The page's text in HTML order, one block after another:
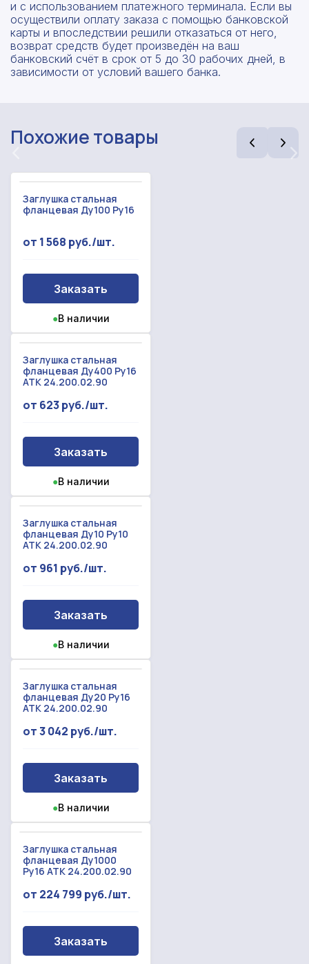
и с использованием платежного терминала. Если вы
осуществили оплату заказа с помощью банковской
карты и впоследствии решили отказаться от него,
возврат средств будет произведён на ваш
банковский счёт в срок от 5 до 30 рабочих дней, в
зависимости от условий вашего банка.
Похожие товары
Заглушка стальная
фланцевая Ду100 Ру16
от 1 568 руб./шт.
Заказать
●В наличии
Заглушка стальная
фланцевая Ду400 Ру16
АТК 24.200.02.90
от 623 руб./шт.
Заказать
●В наличии
Заглушка стальная
фланцевая Ду10 Ру10
АТК 24.200.02.90
от 961 руб./шт.
Заказать
●В наличии
Заглушка стальная
фланцевая Ду20 Ру16
АТК 24.200.02.90
от 3 042 руб./шт.
Заказать
●В наличии
Заглушка стальная
фланцевая Ду1000
Ру16 АТК 24.200.02.90
от 224 799 руб./шт.
Заказать
Рассчитать смету
Заполните форму ниже, чтобы получить
Прикрепить смету на расчет
Даю согласие наобработку персональных данных
Оставьте номер
телефона
нашим товарам и актуальным ценам на
металлопрокат
Даю согласие на
Форма отправлена,
спасибо!
С вами свяжется наш менеджер.
Произошла ошибка.